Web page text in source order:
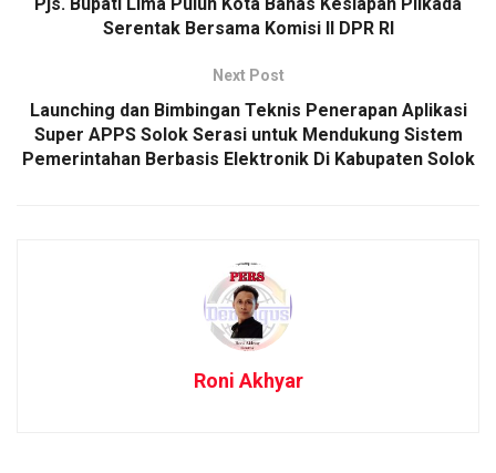
Serentak Bersama Komisi II DPR RI
Next Post
Launching dan Bimbingan Teknis Penerapan Aplikasi
Super APPS Solok Serasi untuk Mendukung Sistem
Pemerintahan Berbasis Elektronik Di Kabupaten Solok
Roni Akhyar